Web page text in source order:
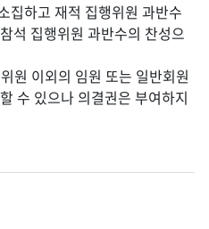
하고 재적 집행위원 과반수
석 집행위원 과반수의 찬성으
원 이외의 임원 또는 일반회원
수 있으나 의결권은 부여하지